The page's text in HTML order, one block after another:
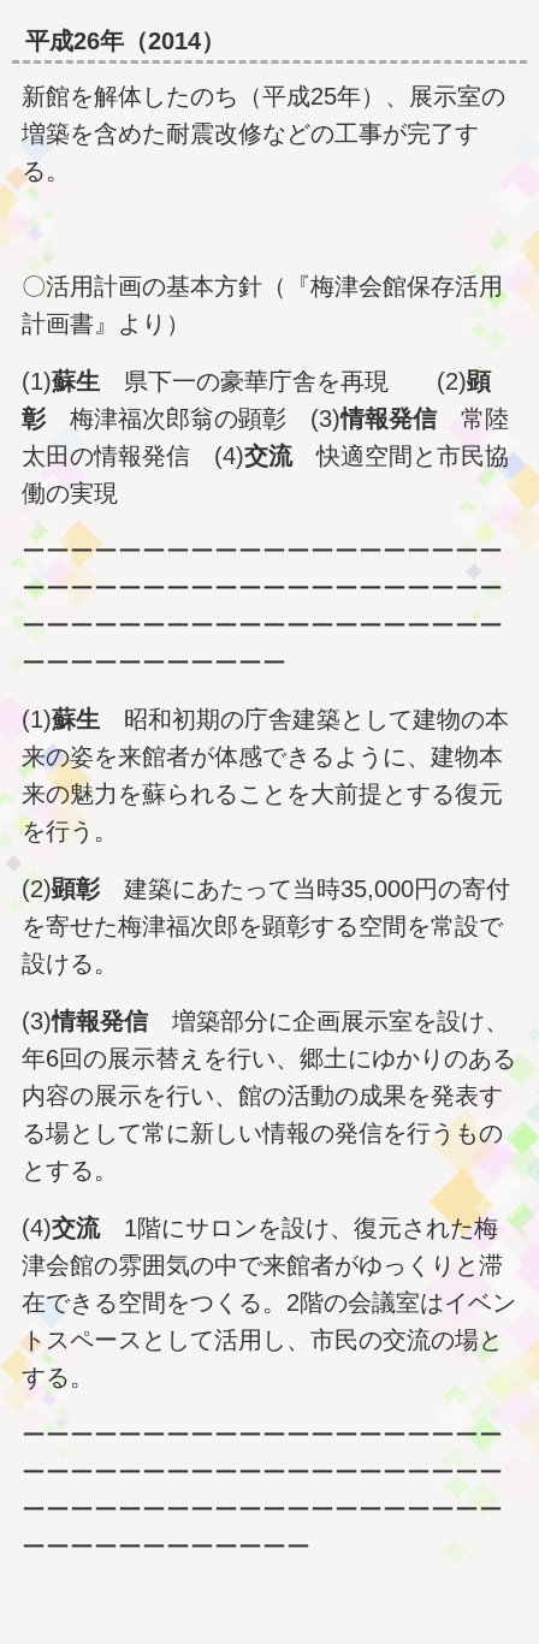
平成26年（2014）
新館を解体したのち（平成25年）、展示室の
増築を含めた耐震改修などの工事が完了す
る。
〇活用計画の基本方針（『梅津会館保存活用
計画書』より）
(1)蘇生 県下一の豪華庁舎を再現 (2)顕
彰梅津福次郎翁の顕彰 (3)情報発信常陸
太田の情報発信 (4)交流快適空間と市民協
働の実現
ーーーーーーーーーーーーーーーーーーーー
ーーーーーーーーーーーーーーーーーーーー
ーーーーーーーーーーーーーーーーーーーー
ーーーーーーーーーーー
(1)蘇生 昭和初期の庁舎建築として建物の本
来の姿を来館者が体感できるように、建物本
来の魅力を蘇られることを大前提とする復元
を行う。
(2)顕彰 建築にあたって当時35,000円の寄付
を寄せた梅津福次郎を顕彰する空間を常設で
設ける。
(3)情報発信 増築部分に企画展示室を設け、
年6回の展示替えを行い、郷土にゆかりのある
内容の展示を行い、館の活動の成果を発表す
る場として常に新しい情報の発信を行うもの
とする。
(4)交流 1階にサロンを設け、復元された梅
津会館の雰囲気の中で来館者がゆっくりと滞
在できる空間をつくる。2階の会議室はイベン
トスペースとして活用し、市民の交流の場と
する。
ーーーーーーーーーーーーーーーーーーーー
ーーーーーーーーーーーーーーーーーーーー
ーーーーーーーーーーーーーーーーーーーー
ーーーーーーーーーーーー